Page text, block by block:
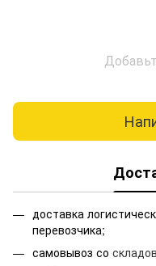
доставка
перевозчика;
самовывоз со